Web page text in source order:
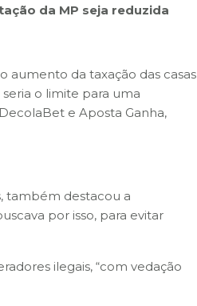
da MP seja reduzida
aumento da taxação das casas
seria o limite para uma
e Aposta Ganha,
também destacou a
por isso, para evitar
ilegais, “com vedação